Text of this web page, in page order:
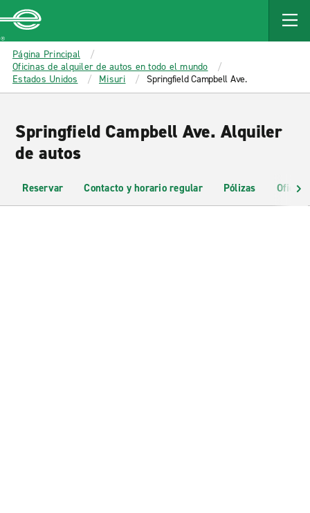
MAIN
CONTENT
Enterprise
Página Principal
Oficinas de alquiler de autos en todo el mundo
Estados Unidos
Misuri Springfield Campbell Ave.
Springfield Campbell Ave. Alquiler
de autos
Reservar Contacto y horario regular Pólizas